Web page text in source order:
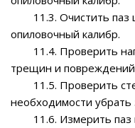
11.3. Очистить паз
опиловочный калибр.
11.4. Проверить
трещин и
11.5. Проверить
необходимости убрать
11.6. Измерить паз